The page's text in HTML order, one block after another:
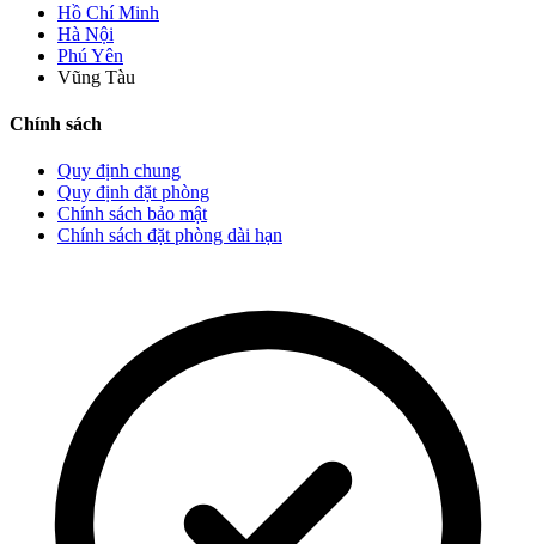
Hồ Chí Minh
Hà Nội
Phú Yên
Vũng Tàu
Chính sách
Quy định chung
Quy định đặt phòng
Chính sách bảo mật
Chính sách đặt phòng dài hạn